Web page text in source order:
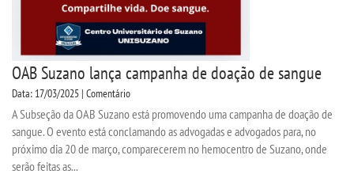
OAB Suzano lança campanha de doação de sangue
Data: 17/03/2025 | Comentário
A Subseção da OAB Suzano está promovendo uma campanha de doação de
sangue. O evento está conclamando as advogadas e advogados para, no
próximo dia 20 de março, comparecerem no hemocentro de Suzano, onde
serão feitas as...